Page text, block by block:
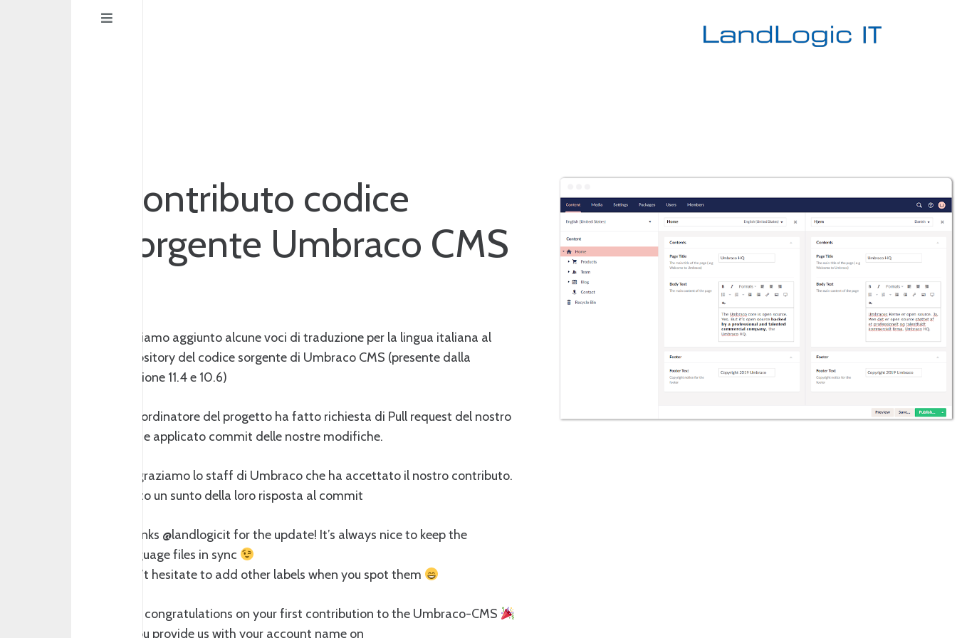
Contributo codice
sorgente Umbraco CMS
Abbiamo aggiunto alcune voci di traduzione per la lingua italiana al
repository del codice sorgente di Umbraco CMS (presente dalla
versione 11.4 e 10.6)
Il coordinatore del progetto ha fatto richiesta di Pull request del nostro
fork e applicato commit delle nostre modifiche.
Ringraziamo lo staff di Umbraco che ha accettato il nostro contributo.
Sotto un sunto della loro risposta al commit
Thanks @landlogicit for the update! It’s always nice to keep the
language files in sync
Don’t hesitate to add other labels when you spot them
And congratulations on your first contribution to the Umbraco-CMS
If you provide us with your account name on